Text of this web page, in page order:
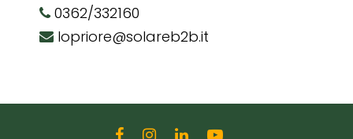
0362/332160
lopriore@solareb2b.it